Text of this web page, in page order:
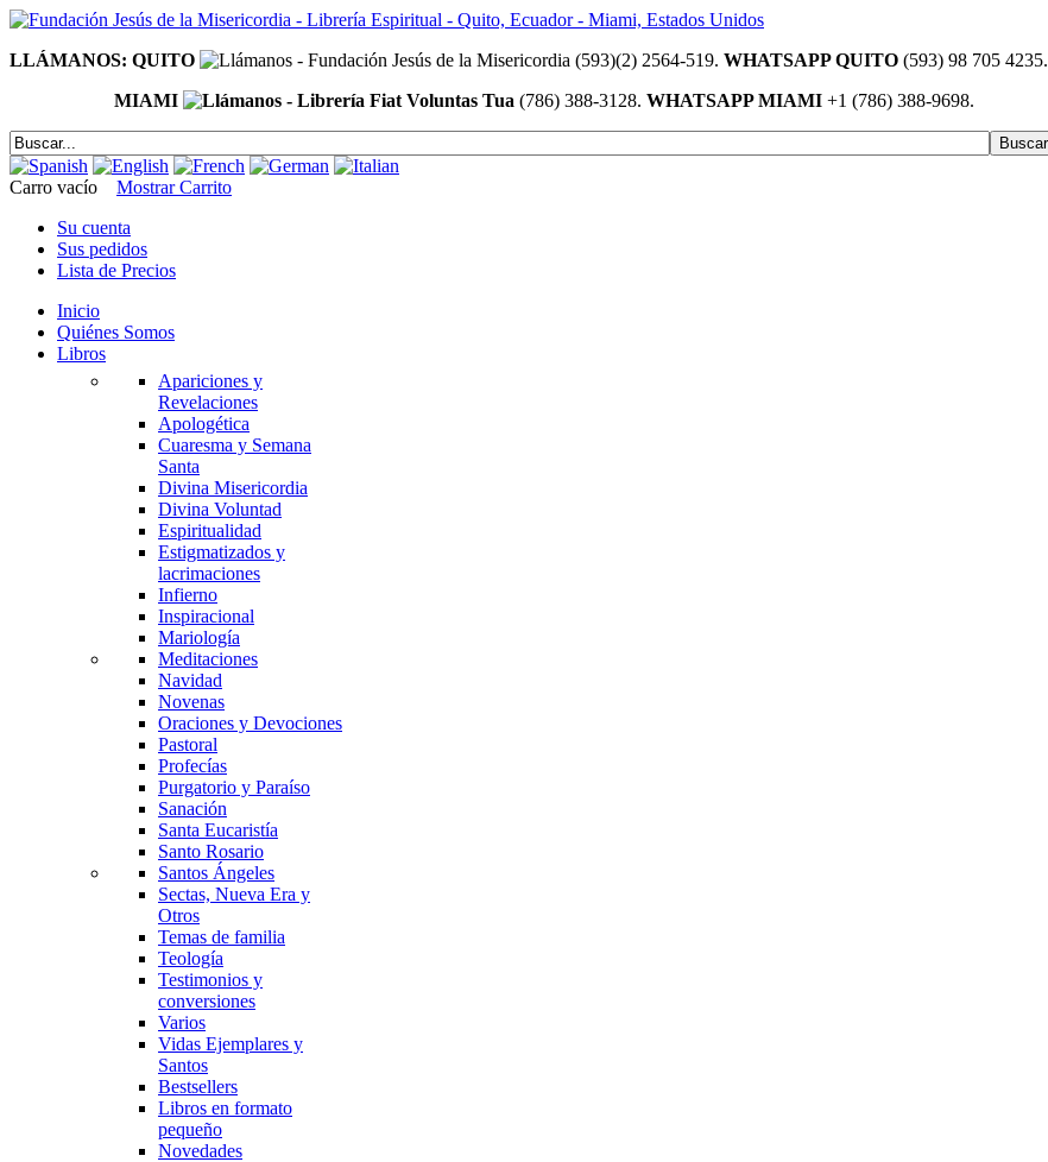
LLÁMANOS: QUITO (593)(2) 2564-519. WHATSAPP QUITO (593) 98 705 4235.
MIAMI
(786) 388-3128. WHATSAPP MIAMI +1 (786) 388-9698.
Carro vacío
Mostrar Carrito
Su cuenta
Sus pedidos
Lista de Precios
Inicio
Quiénes Somos
Libros
Apariciones y
Revelaciones
Apologética
Cuaresma y Semana
Santa
Divina Misericordia
Divina Voluntad
Espiritualidad
Estigmatizados y
lacrimaciones
Infierno
Inspiracional
Mariología
Meditaciones
Navidad
Novenas
Oraciones y Devociones
Pastoral
Profecías
Purgatorio y Paraíso
Sanación
Santa Eucaristía
Santo Rosario
Santos Ángeles
Sectas, Nueva Era y
Otros
Temas de familia
Teología
Testimonios y
conversiones
Varios
Vidas Ejemplares y
Santos
Bestsellers
Libros en formato
pequeño
Novedades